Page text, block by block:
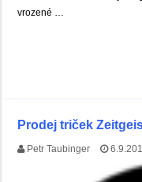
vrozené …
Prodej triček
Petr Taubinger